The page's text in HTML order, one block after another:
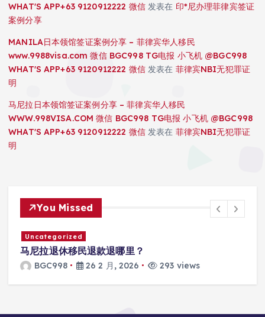
WHAT'S APP+63 9120912222 微信发表在 印*尼办理菲律宾签证
案例分享
MANILA日本领馆签证案例分享 – 菲律宾华人移民
www.9988visa.com 微信 BGC998 TG电报 小飞机 @BGC998
WHAT'S APP+63 9120912222 微信发表在 菲律宾NBI无犯罪证
明
马尼拉日本领馆签证案例分享 – 菲律宾华人移民
WWW.998VISA.COM 微信 BGC998 TG电报 小飞机 @BGC998
WHAT'S APP+63 9120912222 微信发表在 菲律宾NBI无犯罪证
明
You Missed
Uncategorized
马尼拉退休移民退款退哪里？
BGC998 26 2 月, 2026 293 views